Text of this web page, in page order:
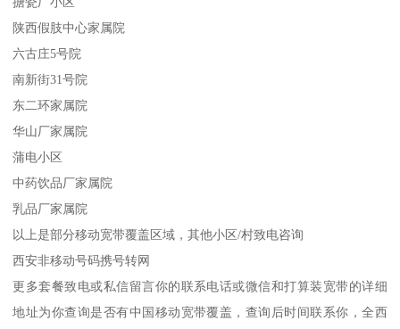
陕西假肢中心家属院
六古庄5号院
南新街31号院
东二环家属院
华山厂家属院
蒲电小区
中药饮品厂家属院
乳品厂家属院
以上是部分移动宽带覆盖区域，其他小区/村致电咨询
西安非移动号码携号转网
更多套餐致电或私信留言你的联系电话或微信和打算装宽带的详细
地址为你查询是否有中国移动宽带覆盖，查询后时间联系你，全西